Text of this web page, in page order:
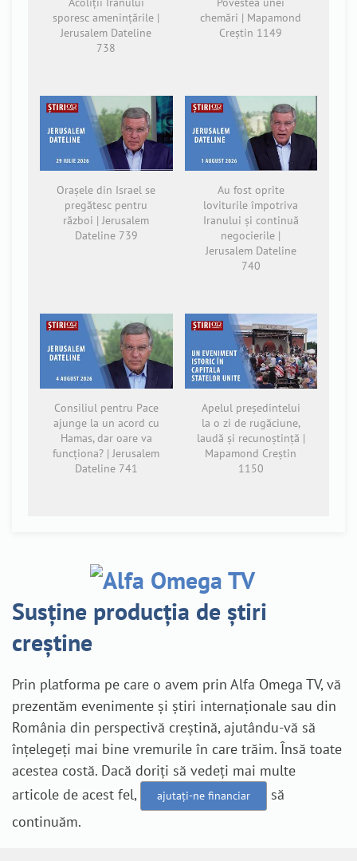
sporesc amenințările |
Jerusalem Dateline
738
chemări | Mapamond
Creștin 1149
Orașele din Israel se
pregătesc pentru
război | Jerusalem
Dateline 739
Au fost oprite
loviturile împotriva
Iranului și continuă
negocierile |
Jerusalem Dateline
740
Consiliul pentru Pace
ajunge la un acord cu
Hamas, dar oare va
funcționa? | Jerusalem
Dateline 741
Apelul președintelui
la o zi de rugăciune,
laudă și recunoștință |
Mapamond Creștin
1150
Susține producția de știri
creștine
Prin platforma pe care o avem prin Alfa Omega TV, vă
prezentăm evenimente și știri internaționale sau din
România din perspectivă creștină, ajutându-vă să
înțelegeți mai bine vremurile în care trăim. Însă toate
acestea costă. Dacă doriți să vedeți mai multe
articole de acest fel,
ajutați-ne financiar
să
continuăm.